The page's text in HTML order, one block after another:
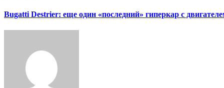
Bugatti Destrier: еще один «последний» гиперкар с